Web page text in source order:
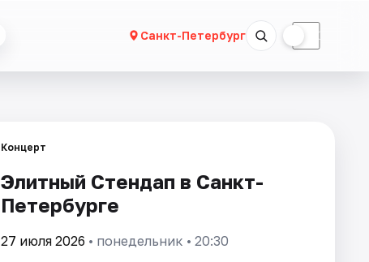
Санкт-Петербург ☾
Концерт
Элитный Стендап в Санкт-
Петербурге
27 июля 2026 • понедельник • 20:30